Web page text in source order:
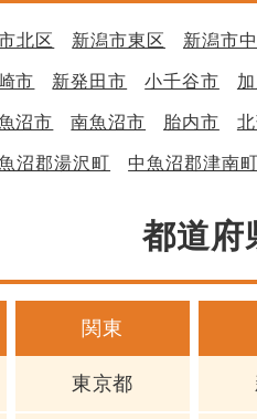
北区 新潟市東区 新潟市
市 新発田市 小千谷市
沼市 南魚沼市 胎内市
沼郡湯沢町 中魚沼郡津南町
都道府
関東
東京都